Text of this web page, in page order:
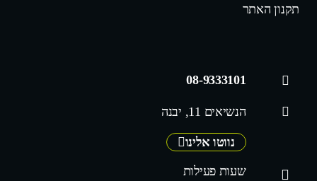
תקנון האתר
08-9333101
הנשיאים 11, יבנה
נווטו אלינו
שעות פעילות